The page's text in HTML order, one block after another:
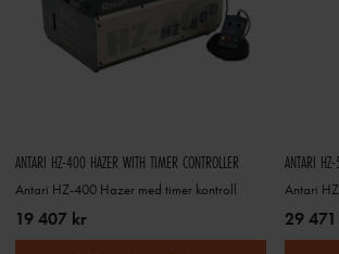
ANTARI HZ-400 HAZER WITH TIMER CONTROLLER
Antari HZ-400 Hazer med timer kontroll
19 407 kr
ANTARI
Antari
29